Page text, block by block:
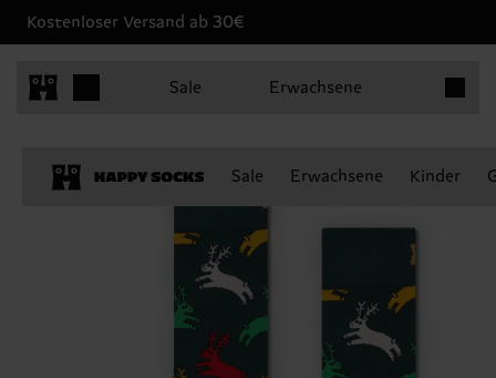
Kostenloser Versand ab 30€
Sale Erwachsene
Sale Erwachsene Kinder